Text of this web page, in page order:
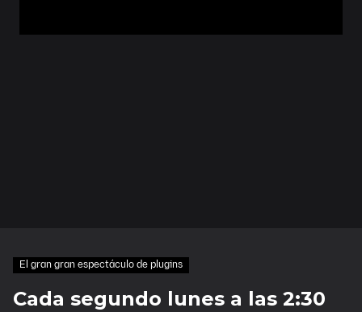
El gran gran espectáculo de plugins
Cada segundo lunes a las 2:30